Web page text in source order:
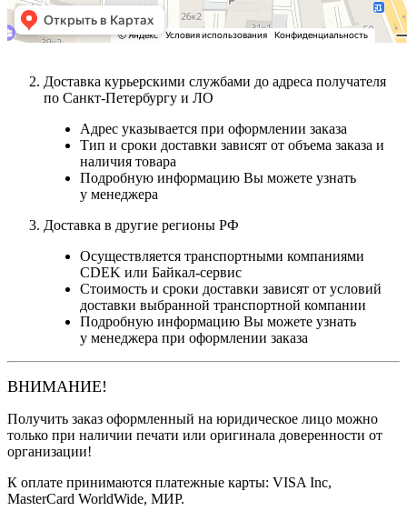
Доставка курьерскими службами до адреса получателя
по Санкт-Петербургу и ЛО
Адрес указывается при оформлении заказа
Тип и сроки доставки зависят от объема заказа и
наличия товара
Подробную информацию Вы можете узнать
у менеджера
Доставка в другие регионы РФ
Осуществляется транспортными компаниями
CDEK или Байкал-сервис
Стоимость и сроки доставки зависят от условий
доставки выбранной транспортной компании
Подробную информацию Вы можете узнать
у менеджера при оформлении заказа
ВНИМАНИЕ!
Получить заказ оформленный на юридическое лицо можно
только при наличии печати или оригинала доверенности от
организации!
К оплате принимаются платежные карты: VISA Inc,
MasterCard WorldWide, МИР.